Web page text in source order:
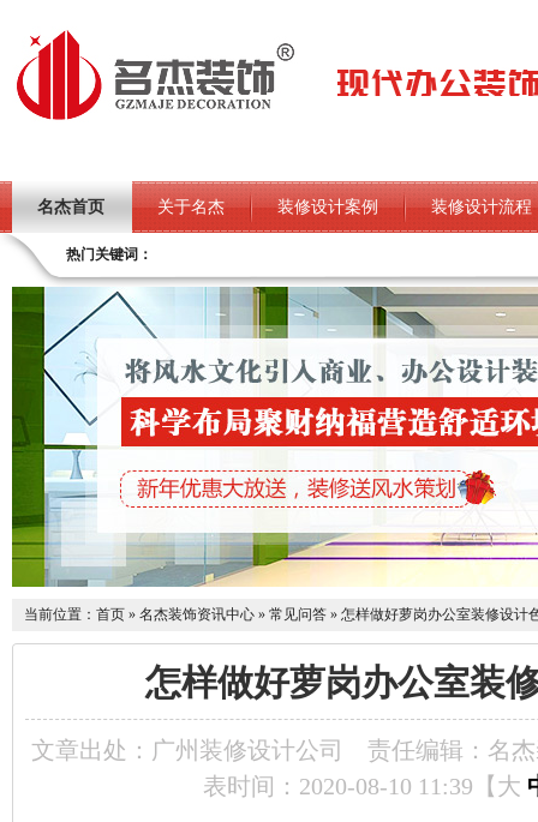
名杰首页 关于名杰 装修设计案例 装修设计流程
热门关键词：
当前位置： 首页 » 名杰装饰资讯中心 » 常见问答 » 怎样做好萝岗办公室装修设计
怎样做好萝岗办公室装
文章出处：广州装修设计公司
责任编辑：名
表时间：2020-08-10 11:39【 大